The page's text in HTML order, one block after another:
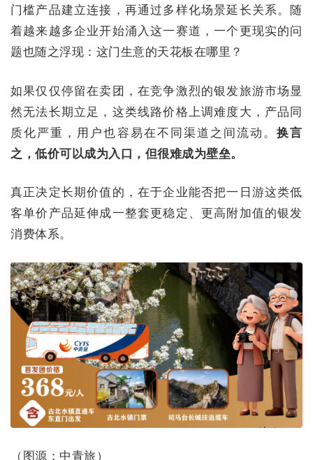
门槛产品建立连接，再通过多样化场景延长关系。随
着越来越多企业开始涌入这一赛道，一个更现实的问
题也随之浮现：这门生意的天花板在哪里？
如果仅仅停留在卖团，在竞争激烈的银发旅游市场显
然无法长期立足，这类线路价格上调难度大，产品同
质化严重，用户也容易在不同渠道之间流动。换言
之，低价可以成为入口，但很难成为壁垒。
真正决定长期价值的，在于企业能否把一日游这类低
客单价产品延伸成一整套更稳定、更高附加值的银发
消费体系。
（图源：中青旅）